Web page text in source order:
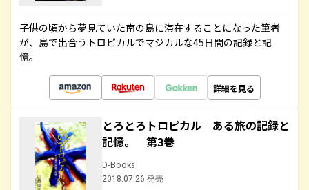
子供の頃から夢見ていた南の島に滞在することになった筆者
が、島で出合うトロピカルでマジカルな45日間の記録と記
憶。
詳細を見る
とろとろトロピカル ある旅の記録と
記憶。 第3巻
D-Books
2018.07.26 発売